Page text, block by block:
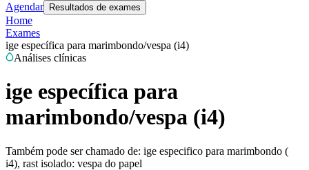
Agendar Resultados de exames
Home
Exames
ige específica para marimbondo/vespa (i4)
Análises clínicas
ige específica para
marimbondo/vespa (i4)
Também pode ser chamado de: ige especifico para marimbondo (
i4), rast isolado: vespa do papel